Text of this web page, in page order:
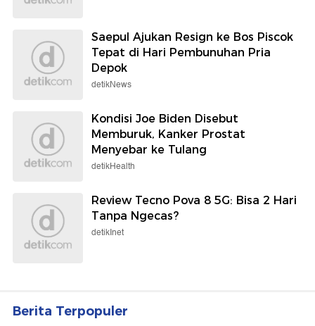
Saepul Ajukan Resign ke Bos Piscok
Tepat di Hari Pembunuhan Pria
Depok
detikNews
Kondisi Joe Biden Disebut
Memburuk, Kanker Prostat
Menyebar ke Tulang
detikHealth
Review Tecno Pova 8 5G: Bisa 2 Hari
Tanpa Ngecas?
detikInet
Berita Terpopuler